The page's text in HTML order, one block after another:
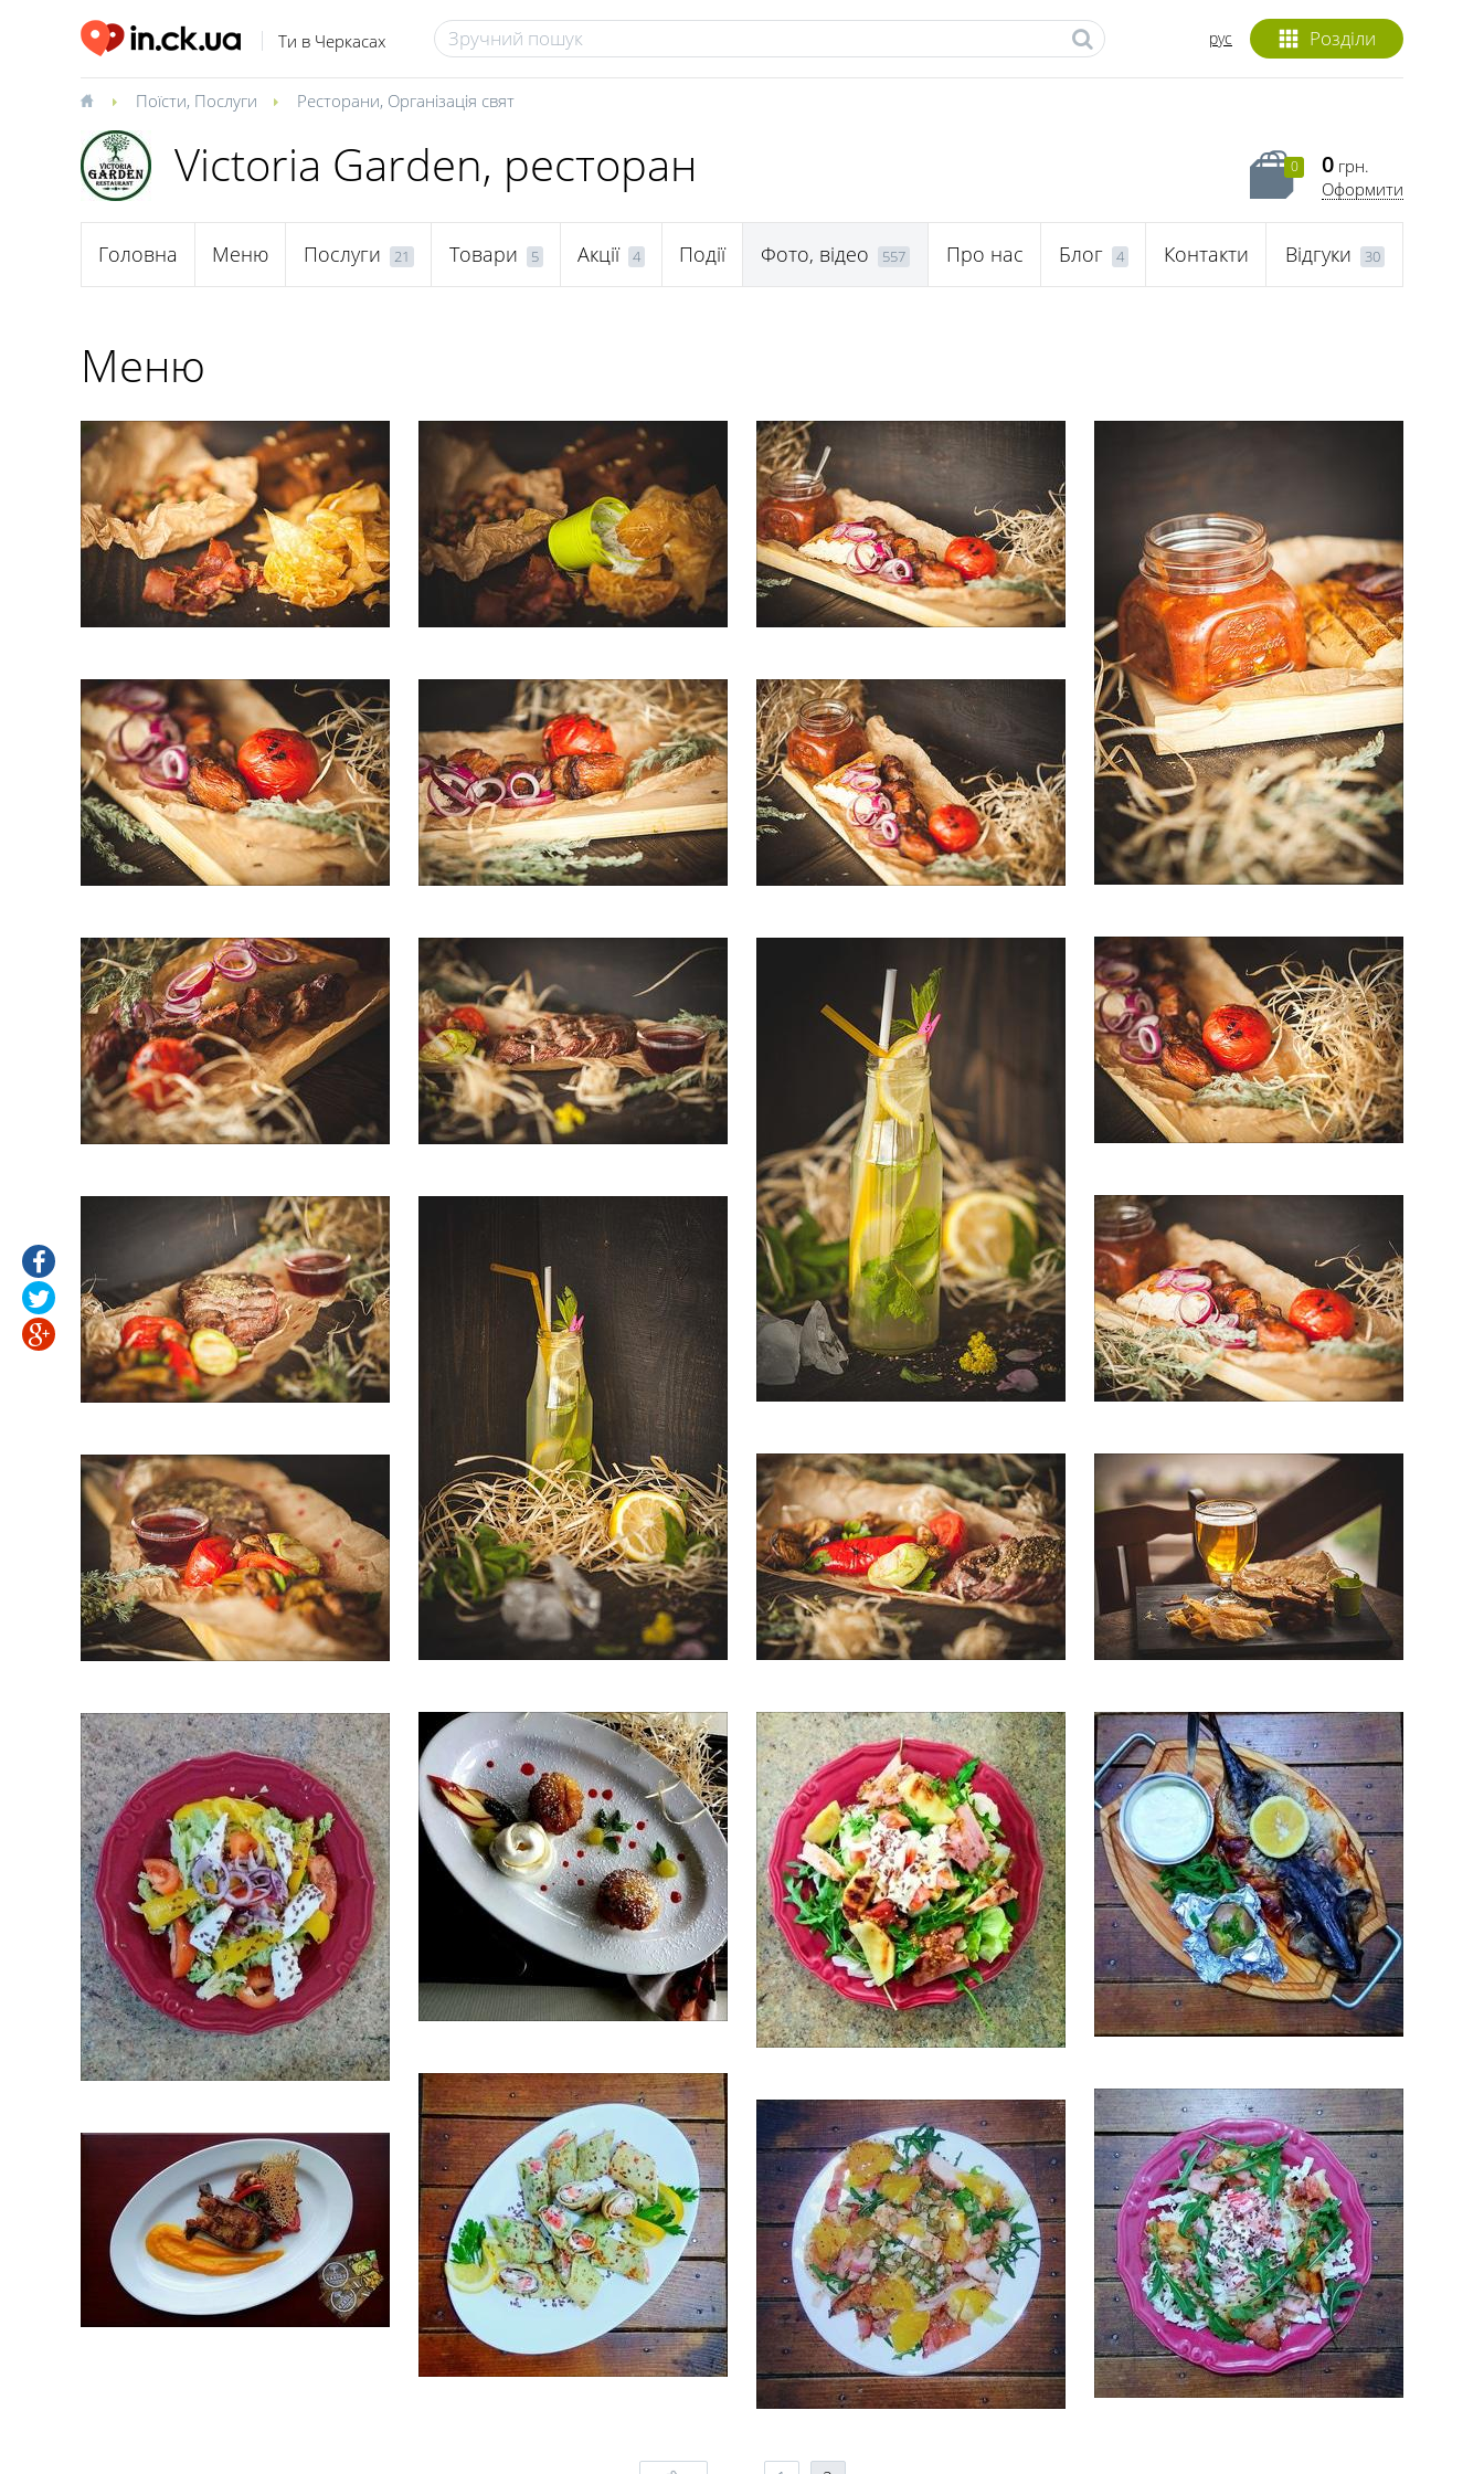
Ти в Черкасах Розділи
рус
Поїсти, Послуги Ресторани, Організація свят
Victoria Garden, ресторан 0 0 грн.
Оформити
Головна Меню Послуги 21 Товари 5 Акції 4 Події Фото, відео 557 Про нас Блог 4 Контакти Відгуки 30
Меню